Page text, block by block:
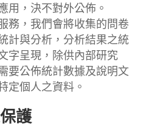
用，決不對外公佈。
務，我們會將收集的問卷
計與分析，分析結果之統
字呈現，除供內部研究
要公佈統計數據及說明文
定個人之資料。
護